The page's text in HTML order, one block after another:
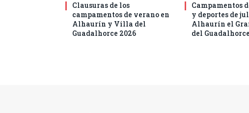
Clausuras de los
campamentos de verano en
Alhaurín y Villa del
Guadalhorce 2026
Campamentos
y deportes de
Alhaurín el
del Guadalhorce